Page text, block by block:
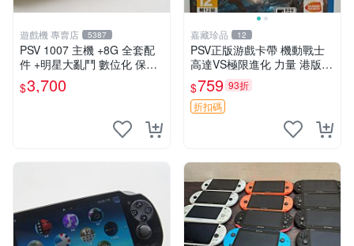
遊戲機 專賣店 5387
PSV 1007 主機 +8G 全套配
件 +明星大亂鬥 數位化 保修
一年 品質有保障
$3,700
嘉藏珍品 12
PSV正版游戲卡帶 機動戰士
高達VS極限進化 力量 港版中
文 盒裝全新未開封，支持所
有日版，港版或其他地區的P
SV游戲機主機，（除外），
$759 93折
折扣碼